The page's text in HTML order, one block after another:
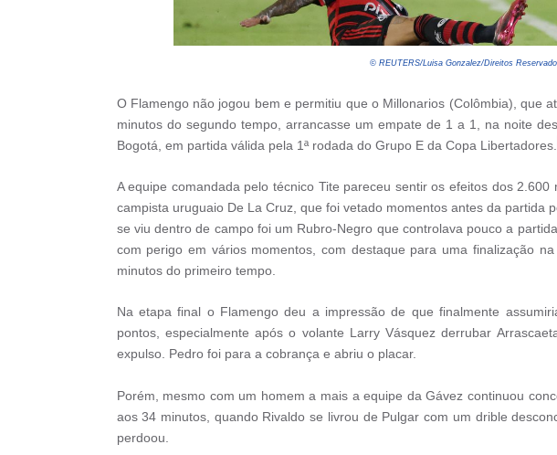
© REUTERS/Luisa Gonzalez/Direitos
O Flamengo não jogou bem e permitiu que o Millonarios (Colômbia), que
minutos do segundo tempo, arrancasse um empate de 1 a 1, na noite
Bogotá, em partida válida pela 1ª rodada do Grupo E da Copa Libertadores.
A equipe comandada pelo técnico Tite pareceu sentir os efeitos dos
campista uruguaio De La Cruz, que foi vetado momentos antes da partida
se viu dentro de campo foi um Rubro-Negro que controlava pouco a
com perigo em vários momentos, com destaque para uma finalização
minutos do primeiro tempo.
Na etapa final o Flamengo deu a impressão de que finalmente
pontos, especialmente após o volante Larry Vásquez derrubar
expulso. Pedro foi para a cobrança e abriu o placar.
Porém, mesmo com um homem a mais a equipe da Gávez continuou
aos 34 minutos, quando Rivaldo se livrou de Pulgar com um drible
perdoou.